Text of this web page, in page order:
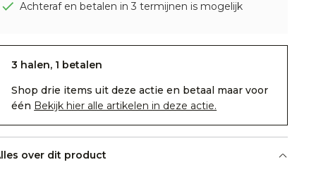
Achteraf en betalen in 3 termijnen is mogelijk
3 halen, 1 betalen
Shop drie items uit deze actie en betaal maar voor
één Bekijk hier alle artikelen in deze actie.
over dit product